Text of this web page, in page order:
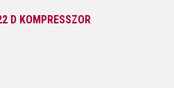
D KOMPRESSZOR